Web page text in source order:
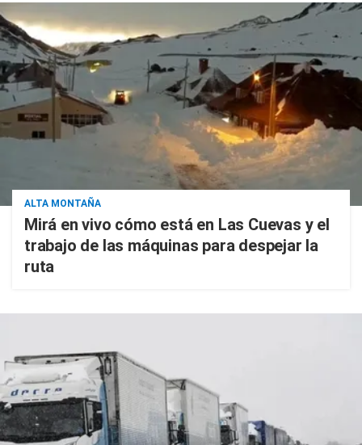
ALTA MONTAÑA
Mirá en vivo cómo está en Las Cuevas y el
trabajo de las máquinas para despejar la
ruta